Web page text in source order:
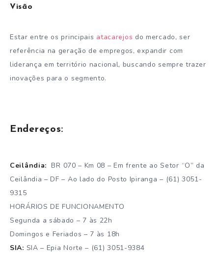
Visão
Estar entre os principais atacarejos do mercado, ser
referência na geração de empregos, expandir com
liderança em território nacional, buscando sempre trazer
inovações para o segmento.
Endereços:
Ceilândia: BR 070 – Km 08 – Em frente ao Setor “O” da
Ceilândia – DF – Ao lado do Posto Ipiranga – (61) 3051-
9315
HORÁRIOS DE FUNCIONAMENTO
Segunda a sábado – 7 às 22h
Domingos e Feriados – 7 às 18h
SIA: SIA – Epia Norte – (61) 3051-9384